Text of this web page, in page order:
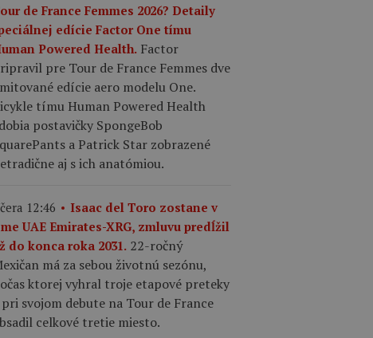
de France Femmes 2026? Detaily
edície Factor One tímu
Powered Health. Factor
pre Tour de France Femmes dve
edície aero modelu One.
tímu Human Powered Health
postavičky SpongeBob
a Patrick Star zobrazené
aj s ich anatómiou.
12:46
Isaac del Toro zostane v
UAE Emirates-XRG, zmluvu predĺžil
do konca roka 2031. 22-ročný
má za sebou životnú sezónu,
ktorej vyhral troje etapové preteky
pri svojom debute na Tour de France
celkové tretie miesto.